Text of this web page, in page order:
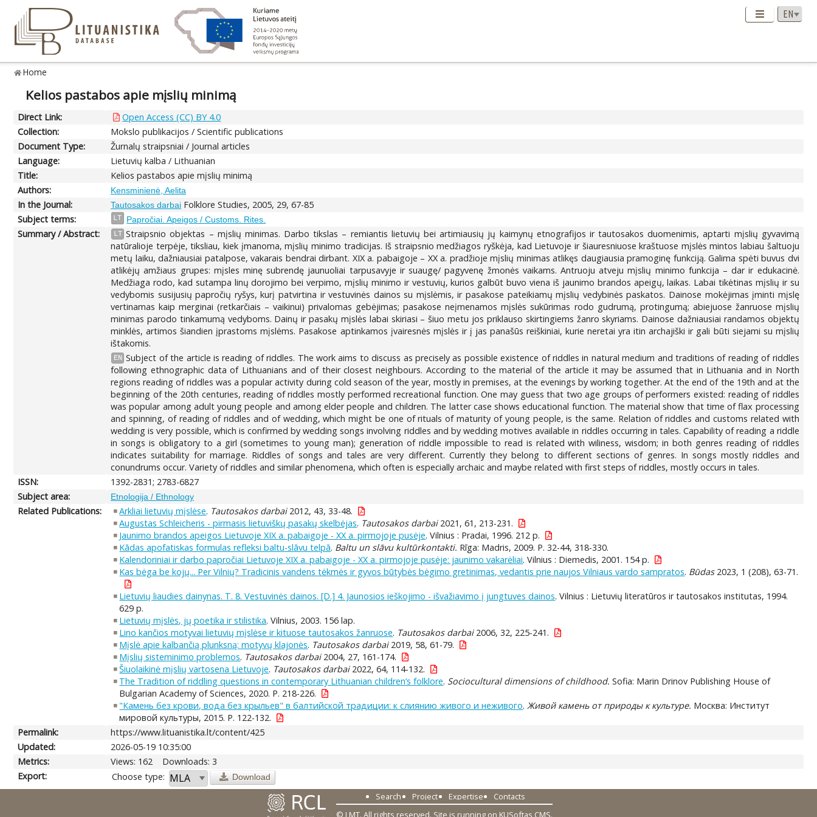
Home
Kelios pastabos apie mįslių minimą
Direct Link:
Open Access (CC) BY 4.0
Collection:
Mokslo publikacijos / Scientific publications
Document Type:
Žurnalų straipsniai / Journal articles
Language:
Lietuvių kalba / Lithuanian
Title:
Kelios pastabos apie mįslių minimą
Authors:
Kensminienė, Aelita
In the Journal: Tautosakos darbai Folklore Studies, 2005, 29, 67-85
Subject terms:
LT Papročiai. Apeigos / Customs. Rites.
Summary / Abstract: LT Straipsnio objektas – mįslių minimas. Darbo tikslas – remiantis lietuvių bei artimiausių jų kaimynų etnografijos ir tautosakos duomenimis, aptarti mįslių gyvavimą
natūralioje terpėje, tiksliau, kiek įmanoma, mįslių minimo tradicijas. Iš straipsnio medžiagos ryškėja, kad Lietuvoje ir šiauresniuose kraštuose mįslės mintos labiau šaltuoju
metų laiku, dažniausiai patalpose, vakarais bendrai dirbant. XIX a. pabaigoje – XX a. pradžioje mįslių minimas atlikęs daugiausia pramoginę funkciją. Galima spėti buvus dvi
atlikėjų amžiaus grupes: mįsles minę subrendę jaunuoliai tarpusavyje ir suaugę/ pagyvenę žmonės vaikams. Antruoju atveju mįslių minimo funkcija – dar ir edukacinė.
Medžiaga rodo, kad sutampa linų dorojimo bei verpimo, mįslių minimo ir vestuvių, kurios galbūt buvo viena iš jaunimo brandos apeigų, laikas. Labai tikėtinas mįslių ir su
vedybomis susijusių papročių ryšys, kurį patvirtina ir vestuvinės dainos su mįslėmis, ir pasakose pateikiamų mįslių vedybinės paskatos. Dainose mokėjimas įminti mįslę
vertinamas kaip merginai (retkarčiais – vaikinui) privalomas gebėjimas; pasakose neįmenamos mįslės sukūrimas rodo gudrumą, protingumą; abiejuose žanruose mįslių
minimas parodo tinkamumą vedyboms. Dainų ir pasakų mįslės labai skiriasi – šiuo metu jos priklauso skirtingiems žanro skyriams. Dainose dažniausiai randamos objektų
minklės, artimos šiandien įprastoms mįslėms. Pasakose aptinkamos įvairesnės mįslės ir į jas panašūs reiškiniai, kurie neretai yra itin archajiški ir gali būti siejami su mįslių
ištakomis.
EN Subject of the article is reading of riddles. The work aims to discuss as precisely as possible existence of riddles in natural medium and traditions of reading of riddles
following ethnographic data of Lithuanians and of their closest neighbours. According to the material of the article it may be assumed that in Lithuania and in North
regions reading of riddles was a popular activity during cold season of the year, mostly in premises, at the evenings by working together. At the end of the 19th and at the
beginning of the 20th centuries, reading of riddles mostly performed recreational function. One may guess that two age groups of performers existed: reading of riddles
was popular among adult young people and among elder people and children. The latter case shows educational function. The material show that time of flax processing
and spinning, of reading of riddles and of wedding, which might be one of rituals of maturity of young people, is the same. Relation of riddles and customs related with
wedding is very possible, which is confirmed by wedding songs involving riddles and by wedding motives available in riddles occurring in tales. Capability of reading a riddle
in songs is obligatory to a girl (sometimes to young man); generation of riddle impossible to read is related with wiliness, wisdom; in both genres reading of riddles
indicates suitability for marriage. Riddles of songs and tales are very different. Currently they belong to different sections of genres. In songs mostly riddles and
conundrums occur. Variety of riddles and similar phenomena, which often is especially archaic and maybe related with first steps of riddles, mostly occurs in tales.
ISSN:
1392-2831; 2783-6827
Subject area:
Etnologija / Ethnology
Related Publications: Arkliai lietuvių mįslėse. Tautosakos darbai2012, 43, 33-48.
Augustas Schleicheris - pirmasis lietuviškų pasakų skelbėjas. Tautosakos darbai2021, 61, 213-231.
Jaunimo brandos apeigos Lietuvoje XIX a. pabaigoje - XX a. pirmojoje pusėje. Vilnius : Pradai, 1996. 212 p.
Kādas apofatiskas formulas refleksi baltu-slāvu telpā. Baltu un slāvu kultūrkontakti. Rīga: Madris, 2009. P. 32-44, 318-330.
Kalendoriniai ir darbo papročiai Lietuvoje XIX a. pabaigoje - XX a. pirmojoje pusėje: jaunimo vakarėliai. Vilnius : Diemedis, 2001. 154 p.
Kas bėga be kojų... Per Vilnių? Tradicinis vandens tėkmės ir gyvos būtybės bėgimo gretinimas, vedantis prie naujos Vilniaus vardo sampratos. Būdas2023, 1 (208), 63-71.
Lietuvių liaudies dainynas. T. 8. Vestuvinės dainos. [D.] 4. Jaunosios ieškojimo - išvažiavimo į jungtuves dainos. Vilnius : Lietuvių literatūros ir tautosakos institutas, 1994.
629 p.
Lietuvių mįslės, jų poetika ir stilistika. Vilnius, 2003. 156 lap.
Lino kančios motyvai lietuvių mįslėse ir kituose tautosakos žanruose. Tautosakos darbai2006, 32, 225-241.
Mįslė apie kalbančią plunksną: motyvų klajonės. Tautosakos darbai2019, 58, 61-79.
Mįslių sisteminimo problemos. Tautosakos darbai2004, 27, 161-174.
Šiuolaikinė mįslių vartosena Lietuvoje. Tautosakos darbai2022, 64, 114-132.
The Tradition of riddling questions in contemporary Lithuanian children’s folklore. Sociocultural dimensions of childhood. Sofia: Marin Drinov Publishing House of
Bulgarian Academy of Sciences, 2020. P. 218-226.
"Камень без крови, вода без крыльев" в балтийской традиции: к слиянию живого и неживого. Живой камень от природы к культуре. Москва: Институт
мировой культуры, 2015. P. 122-132.
Permalink:
https://www.lituanistika.lt/content/425
Updated:
2026-05-19 10:35:00
Metrics:
Views: 162
Downloads: 3
Export:
Choose type: Download
Search Project Expertise
Contacts
© LMT. All rights reserved. Site is running on KUSoftas CMS.